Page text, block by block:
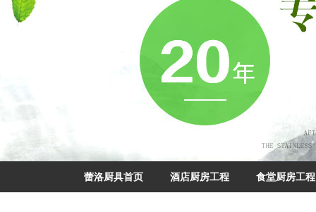
蕾洛厨具首页 酒店厨房工程 食堂厨房工程